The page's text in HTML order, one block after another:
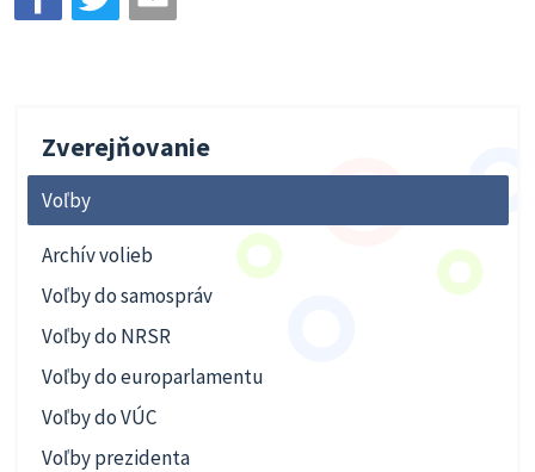
Zverejňovanie
Voľby
Archív volieb
Voľby do samospráv
Voľby do NRSR
Voľby do europarlamentu
Voľby do VÚC
Voľby prezidenta